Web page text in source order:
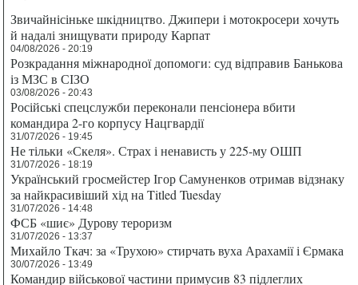
Звичайнісіньке шкідництво. Джипери і мотокросери хочуть
й надалі знищувати природу Карпат
04/08/2026 - 20:19
Розкрадання міжнародної допомоги: суд відправив Банькова
із МЗС в СІЗО
03/08/2026 - 20:43
Російські спецслужби переконали пенсіонера вбити
командира 2-го корпусу Нацгвардії
31/07/2026 - 19:45
Не тільки «Скеля». Страх і ненависть у 225-му ОШП
31/07/2026 - 18:19
Український гросмейстер Ігор Самуненков отримав відзнаку
за найкрасивіший хід на Titled Tuesday
31/07/2026 - 14:48
ФСБ «шиє» Дурову тероризм
31/07/2026 - 13:37
Михайло Ткач: за «Трухою» стирчать вуха Арахамії і Єрмака
30/07/2026 - 13:49
Командир військової частини примусив 83 підлеглих